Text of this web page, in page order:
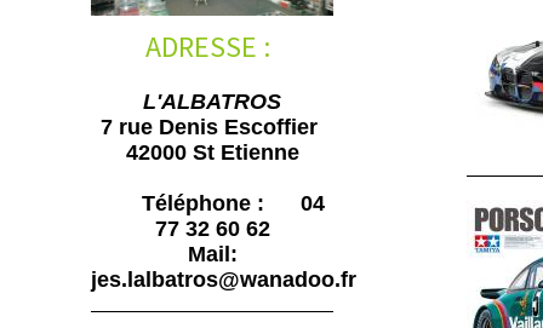
ADRESSE :
L'ALBATROS
7 rue Denis Escoffier
42000 St Etienne
Téléphone : 04
77 32 60 62
Mail:
jes.lalbatros@wanadoo.fr